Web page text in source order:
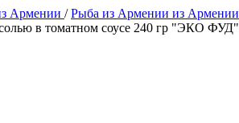
Армении /Рыба из Армении из Армении
в томатном соусе 240 гр "ЭКО ФУД"